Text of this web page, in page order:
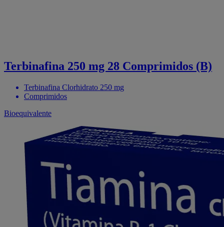
Terbinafina 250 mg 28 Comprimidos (B)
Terbinafina Clorhidrato 250 mg
Comprimidos
Bioequivalente